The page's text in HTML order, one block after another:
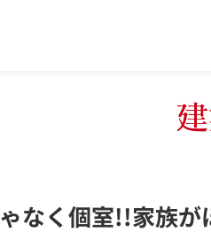
なく個室!!家族が